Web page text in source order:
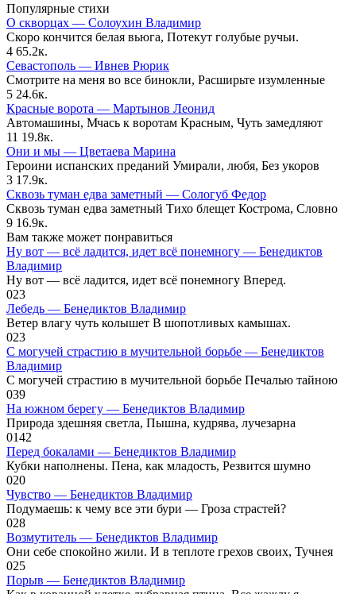
Популярные стихи
О скворцах — Солоухин Владимир
Скоро кончится белая вьюга, Потекут голубые ручьи.
4 65.2к.
Севастополь — Ивнев Рюрик
Смотрите на меня во все бинокли, Расширьте изумленные
5 24.6к.
Красные ворота — Мартынов Леонид
Автомашины, Мчась к воротам Красным, Чуть замедляют
11 19.8к.
Они и мы — Цветаева Марина
Героини испанских преданий Умирали, любя, Без укоров
3 17.9к.
Сквозь туман едва заметный — Сологуб Федор
Сквозь туман едва заметный Тихо блещет Кострома, Словно
9 16.9к.
Вам также может понравиться
Ну вот — всё ладится, идет всё понемногу — Бенедиктов
Владимир
Ну вот — всё ладится, идет всё понемногу Вперед.
023
Лебедь — Бенедиктов Владимир
Ветер влагу чуть колышет В шопотливых камышах.
023
С могучей страстию в мучительной борьбе — Бенедиктов
Владимир
С могучей страстию в мучительной борьбе Печалью тайною
039
На южном берегу — Бенедиктов Владимир
Природа здешняя светла, Пышна, кудрява, лучезарна
0142
Перед бокалами — Бенедиктов Владимир
Кубки наполнены. Пена, как младость, Резвится шумно
020
Чувство — Бенедиктов Владимир
Подумаешь: к чему все эти бури — Гроза страстей?
028
Возмутитель — Бенедиктов Владимир
Они себе спокойно жили. И в теплоте грехов своих, Тучнея
025
Порыв — Бенедиктов Владимир